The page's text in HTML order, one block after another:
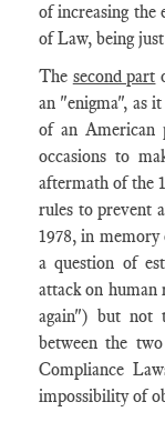
of increasing the
of Law, being
The second part
an "enigma", as
of an American
occasions to
aftermath of the
rules to prevent
1978, in
a question of
attack on
again") but not
between the
Compliance
impossibility of